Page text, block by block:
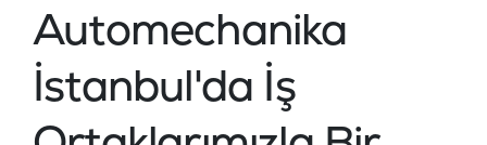
Automechanika
İstanbul'da İş